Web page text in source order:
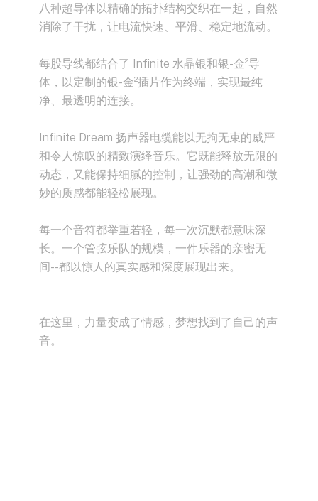
八种超导体以精确的拓扑结构交织在一起，自然
消除了干扰，让电流快速、平滑、稳定地流动。
每股导线都结合了 Infinite 水晶银和银-金²导
体，以定制的银-金²插片作为终端，实现最纯
净、最透明的连接。
Infinite Dream 扬声器电缆能以无拘无束的威严
和令人惊叹的精致演绎音乐。它既能释放无限的
动态，又能保持细腻的控制，让强劲的高潮和微
妙的质感都能轻松展现。
每一个音符都举重若轻，每一次沉默都意味深
长。一个管弦乐队的规模，一件乐器的亲密无
间--都以惊人的真实感和深度展现出来。
在这里，力量变成了情感，梦想找到了自己的声
音。